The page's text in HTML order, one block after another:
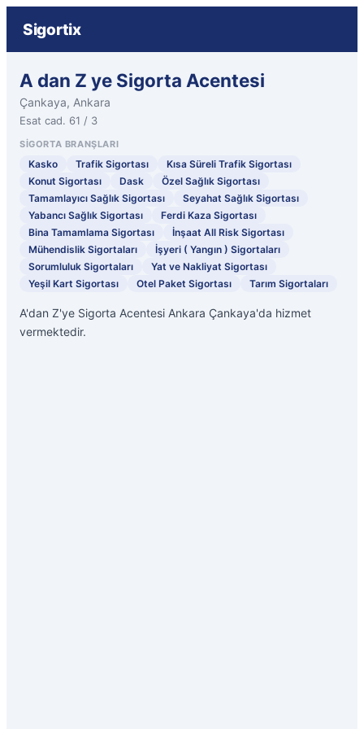
Sigortix
A dan Z ye Sigorta Acentesi
Çankaya, Ankara
Esat cad. 61 / 3
SIGORTA BRANŞLARI
Kasko Trafik Sigortası
Kısa Süreli Trafik Sigortası
Konut Sigortası
Dask
Özel Sağlık Sigortası
Tamamlayıcı Sağlık Sigortası
Seyahat Sağlık Sigortası
Yabancı Sağlık Sigortası
Ferdi Kaza Sigortası
Bina Tamamlama Sigortası
İnşaat All Risk Sigortası
Mühendislik Sigortaları
İşyeri ( Yangın ) Sigortaları
Sorumluluk Sigortaları
Yat ve Nakliyat Sigortası
Yeşil Kart Sigortası
Otel Paket Sigortası Tarım Sigortaları
A'dan Z'ye Sigorta Acentesi Ankara Çankaya'da hizmet
vermektedir.